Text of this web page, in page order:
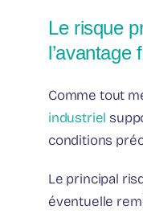
Le risque
l’avantage
Comme tout
industriel
conditions
Le principal
éventuelle